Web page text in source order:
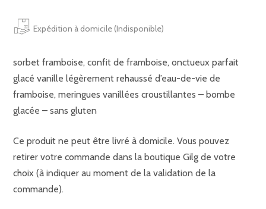
Expédition à domicile (Indisponible)
sorbet framboise, confit de framboise, onctueux parfait
glacé vanille légèrement rehaussé d’eau-de-vie de
framboise, meringues vanillées croustillantes – bombe
glacée – sans gluten
Ce produit ne peut être livré à domicile. Vous pouvez
retirer votre commande dans la boutique Gilg de votre
choix (à indiquer au moment de la validation de la
commande).